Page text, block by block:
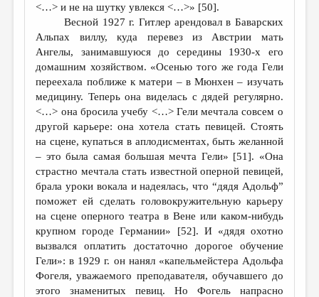
<…> и не на шутку увлекся <…>» [50].
Весной 1927 г. Гитлер арендовал в Баварских
Альпах виллу, куда перевез из Австрии мать
Ангелы, занимавшуюся до середины 1930-х его
домашним хозяйством. «Осенью того же года Гели
переехала поближе к матери – в Мюнхен – изучать
медицину. Теперь она виделась с дядей регулярно.
<…> она бросила учебу <…> Гели мечтала совсем о
другой карьере: она хотела стать певицей. Стоять
на сцене, купаться в аплодисментах, быть желанной
– это была самая большая мечта Гели» [51]. «Она
страстно мечтала стать известной оперной певицей,
брала уроки вокала и надеялась, что “дядя Адольф”
поможет ей сделать головокружительную карьеру
на сцене оперного театра в Вене или каком-нибудь
крупном городе Германии» [52]. И «дядя охотно
вызвался оплатить достаточно дорогое обучение
Гели»: в 1929 г. он нанял «капельмейстера Адольфа
Фогеля, уважаемого преподавателя, обучавшего до
этого знаменитых певиц. Но Фогель напрасно